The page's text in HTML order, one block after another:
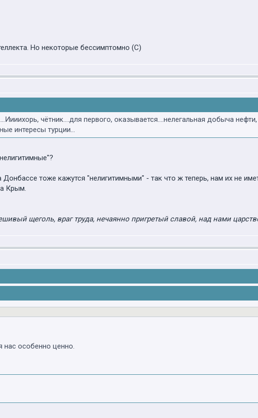
Но некоторые бессимптомно (С)
чётник....для первого, оказывается....нелегальная добыча
интересы турции...
тоже кажутся "нелигитимными" - так что ж теперь, нам их не
Крым.
щеголь, враг труда, нечаянно пригретый славой, над нами
нас особенно ценно.